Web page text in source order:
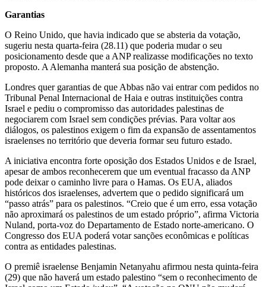
Garantias
O Reino Unido, que havia indicado que se absteria da votação,
sugeriu nesta quarta-feira (28.11) que poderia mudar o seu
posicionamento desde que a ANP realizasse modificações no texto
proposto. A Alemanha manterá sua posição de abstenção.
Londres quer garantias de que Abbas não vai entrar com pedidos no
Tribunal Penal Internacional de Haia e outras instituições contra
Israel e pediu o compromisso das autoridades palestinas de
negociarem com Israel sem condições prévias. Para voltar aos
diálogos, os palestinos exigem o fim da expansão de assentamentos
israelenses no território que deveria formar seu futuro estado.
A iniciativa encontra forte oposição dos Estados Unidos e de Israel,
apesar de ambos reconhecerem que um eventual fracasso da ANP
pode deixar o caminho livre para o Hamas. Os EUA, aliados
históricos dos israelenses, advertem que o pedido significará um
“passo atrás” para os palestinos. “Creio que é um erro, essa votação
não aproximará os palestinos de um estado próprio”, afirma Victoria
Nuland, porta-voz do Departamento de Estado norte-americano. O
Congresso dos EUA poderá votar sanções econômicas e políticas
contra as entidades palestinas.
O premiê israelense Benjamin Netanyahu afirmou nesta quinta-feira
(29) que não haverá um estado palestino “sem o reconhecimento de